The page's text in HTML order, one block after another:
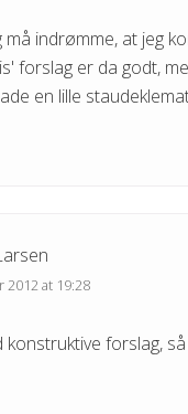
må indrømme, at jeg
forslag er da godt,
en lille
at 19:28
konstruktive forslag,